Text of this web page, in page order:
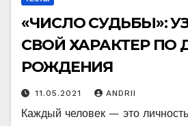
«ЧИСЛО СУДЬБЫ»:
СВОЙ ХАРАКТЕР ПО
РОЖДЕНИЯ
11.05.2021 ANDRII
Каждый человек — это